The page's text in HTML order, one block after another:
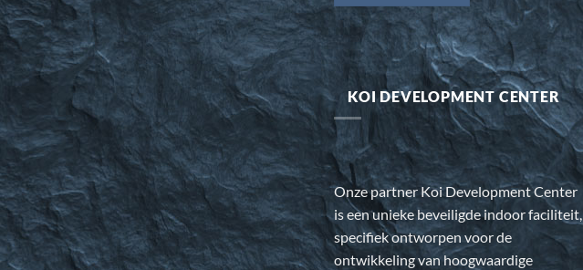
KOI DEVELOPMENT CENTER
Onze partner Koi Development Center
is een unieke beveiligde indoor faciliteit,
specifiek ontworpen voor de
ontwikkeling van hoogwaardige